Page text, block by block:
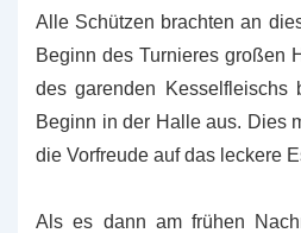
Alle Schützen brachten an
Beginn des Turnieres großen
des garenden Kesselfleischs
Beginn in der Halle aus. Dies
die Vorfreude auf das leckere
Als es dann am frühen